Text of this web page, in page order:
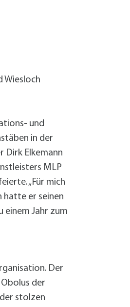
Wiesloch
und
in der
Dirk Elkemann
MLP
„Für mich
hatte er seinen
einem Jahr zum
Der
der
stolzen